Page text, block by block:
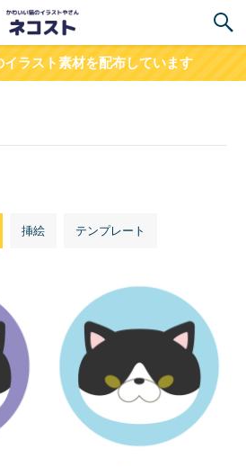
ラスト素材を配布しています
挿絵 テンプレート